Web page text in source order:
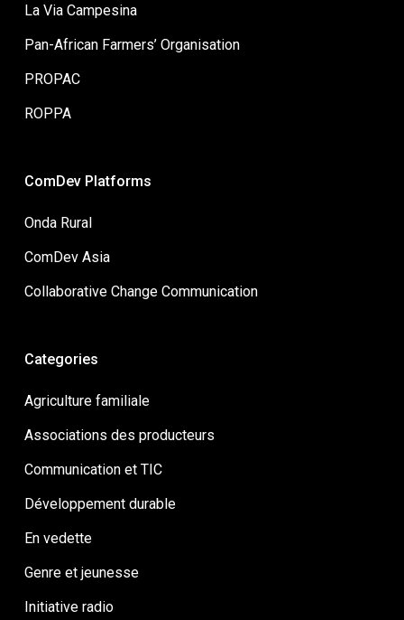
La Via Campesina
Pan-African Farmers’ Organisation
PROPAC
ROPPA
ComDev Platforms
Onda Rural
ComDev Asia
Collaborative Change Communication
Categories
Agriculture familiale
Associations des producteurs
Communication et TIC
Développement durable
En vedette
Genre et jeunesse
Initiative radio